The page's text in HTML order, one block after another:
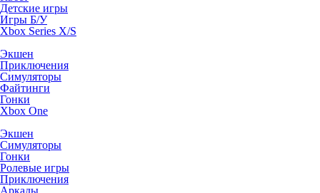
Детские игры
Игры Б/У
Xbox Series X/S
Экшен
Приключения
Симуляторы
Файтинги
Гонки
Xbox One
Экшен
Симуляторы
Гонки
Ролевые игры
Приключения
Аркады